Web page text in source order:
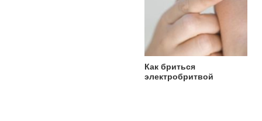
Как бриться
электробритвой